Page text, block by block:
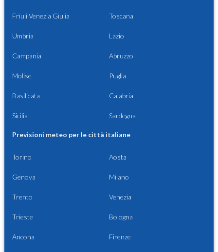
Friuli Venezia Giulia Toscana
Umbria Lazio
Campania Abruzzo
Molise Puglia
Basilicata Calabria
Sicilia Sardegna
Previsioni meteo per le città italiane
Torino Aosta
Genova Milano
Trento Venezia
Trieste Bologna
Ancona Firenze